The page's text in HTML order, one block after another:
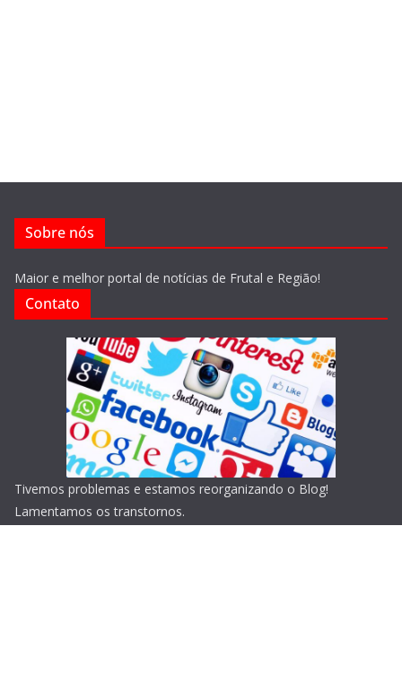
Sobre nós
Maior e melhor portal de notícias de Frutal e Região!
Contato
Tivemos problemas e estamos reorganizando o Blog!
Lamentamos os transtornos.